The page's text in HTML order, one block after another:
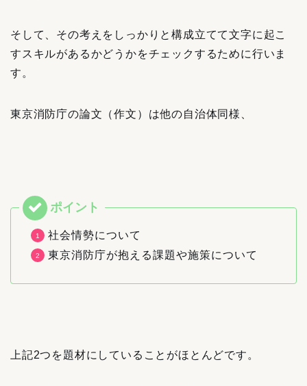
そして、その考えをしっかりと構成立てて文字に起こ
すスキルがあるかどうかをチェックするために行いま
す。
東京消防庁の論文（作文）は他の自治体同様、
社会情勢について
東京消防庁が抱える課題や施策について
上記2つを題材にしていることがほとんどです。